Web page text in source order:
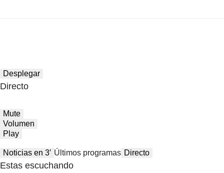
Desplegar
Directo
Mute
Volumen
Play
Noticias en 3′ Últimos programas Directo
Estas escuchando